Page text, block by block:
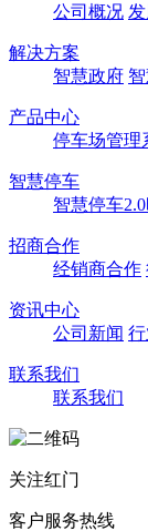
公司概况
解决方案
智慧政府
产品中心
停车场管理
智慧停车
智慧停车
招商合作
经销商合作
资讯中心
公司新闻
联系我们
联系我们
关注红门
客户服务热线